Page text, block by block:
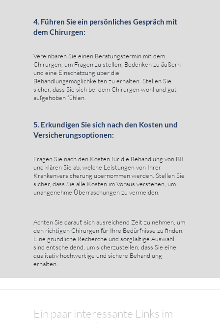
4. Führen Sie ein persönliches Gespräch mit
dem Chirurgen:
Vereinbaren Sie einen Beratungstermin mit dem
Chirurgen, um Fragen zu stellen, Bedenken zu äußern
und eine Einschätzung über die
Behandlungsmöglichkeiten zu erhalten. Stellen Sie
sicher, dass Sie sich bei dem Chirurgen wohl und gut
aufgehoben fühlen.
5. Erkundigen Sie sich nach den Kosten und
Versicherungsoptionen:
Fragen Sie nach den Kosten für die Behandlung von BII
und klären Sie ab, welche Leistungen von Ihrer
Krankenversicherung übernommen werden. Stellen Sie
sicher, dass Sie alle Kosten im Voraus verstehen, um
unangenehme Überraschungen zu vermeiden.
Achten Sie darauf, sich ausreichend Zeit zu nehmen, um
den richtigen Chirurgen für Ihre Bedürfnisse zu finden.
Eine gründliche Recherche und sorgfältige Auswahl
sind entscheidend, um sicherzustellen, dass Sie eine
qualitativ hochwertige und sichere Behandlung
erhalten..
Ein paar interessante Links im